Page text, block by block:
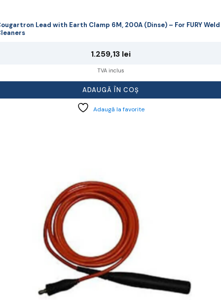
Lead with Earth Clamp 6M, 200A (Dinse) – For FURY Weld
1.259,13 lei
TVA inclus
ADAUGĂ ÎN COȘ
Adaugă la favorite